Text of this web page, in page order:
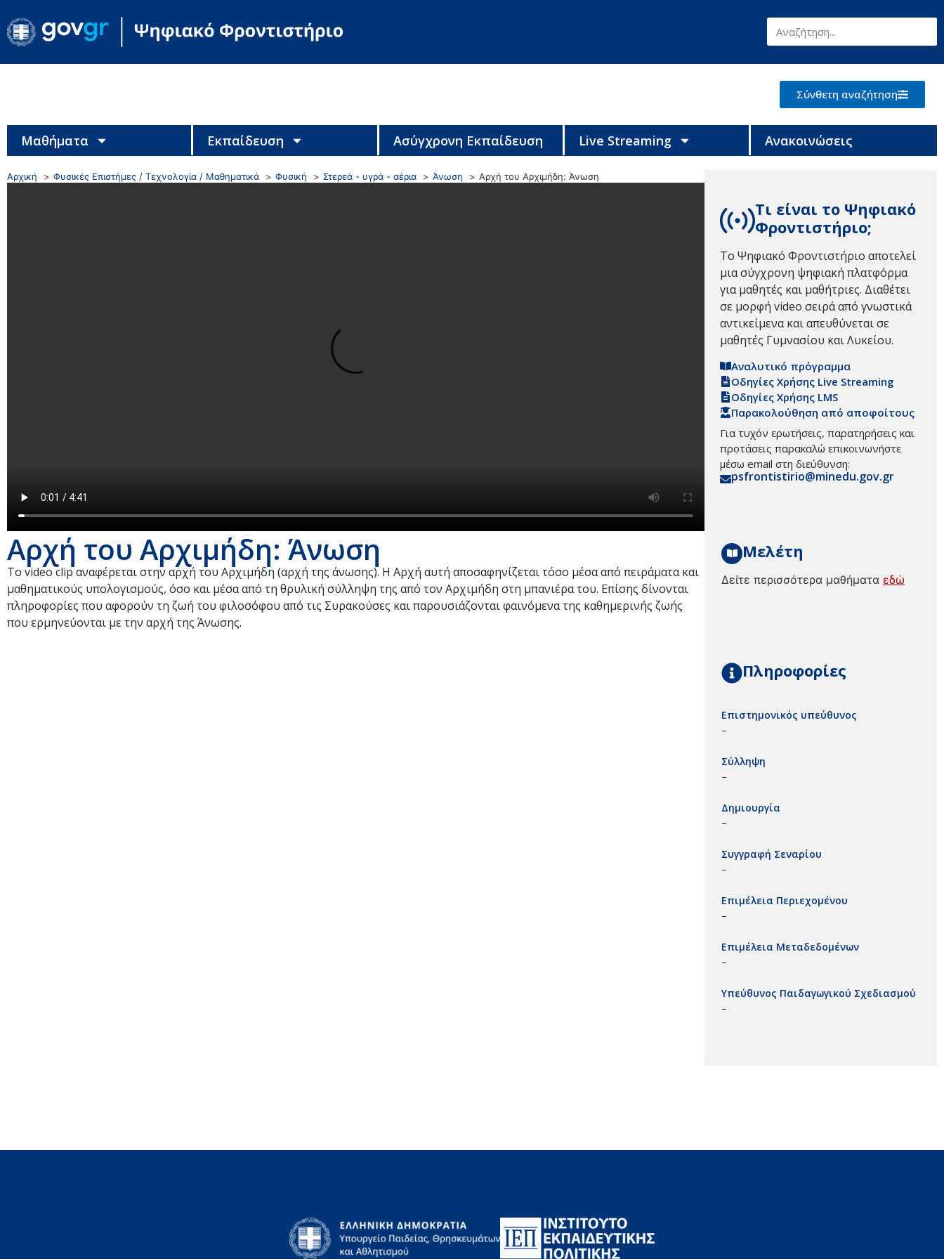
Σύνθετη αναζήτηση
Μαθήματα Εκπαίδευση Ασύγχρονη Εκπαίδευση Live Streaming Ανακοινώσεις
Αρχική Φυσικές Επιστήμες / Τεχνολογία / Μαθηματικά Φυσική Στερεά - υγρά - αέρια Άνωση Αρχή του Αρχιμήδη: Άνωση
Αρχή του Αρχιμήδη: Άνωση
Το video clip αναφέρεται στην αρχή του Αρχιμήδη (αρχή της άνωσης). Η Αρχή αυτή αποσαφηνίζεται τόσο μέσα από πειράματα και
μαθηματικούς υπολογισμούς, όσο και μέσα από τη θρυλική σύλληψη της από τον Αρχιμήδη στη μπανιέρα του. Επίσης δίνονται
πληροφορίες που αφορούν τη ζωή του φιλοσόφου από τις Συρακούσες και παρουσιάζονται φαινόμενα της καθημερινής ζωής
που ερμηνεύονται με την αρχή της Άνωσης.
Τι είναι το Ψηφιακό
Φροντιστήριο;
Το Ψηφιακό Φροντιστήριο αποτελεί
μια σύγχρονη ψηφιακή πλατφόρμα
για μαθητές και μαθήτριες. Διαθέτει
σε μορφή video σειρά από γνωστικά
αντικείμενα και απευθύνεται σε
μαθητές Γυμνασίου και Λυκείου.
Αναλυτικό πρόγραμμα
Οδηγίες Χρήσης Live Streaming
Οδηγίες Χρήσης LMS
Παρακολούθηση από αποφοίτους
Για τυχόν ερωτήσεις, παρατηρήσεις και
προτάσεις παρακαλώ επικοινωνήστε
μέσω email στη διεύθυνση:
psfrontistirio@minedu.gov.gr
Μελέτη
Δείτε περισσότερα μαθήματα εδώ
Πληροφορίες
Επιστημονικός υπεύθυνος
–
Σύλληψη
–
Δημιουργία
–
Συγγραφή Σεναρίου
–
Επιμέλεια Περιεχομένου
–
Επιμέλεια Μεταδεδομένων
–
Υπεύθυνος Παιδαγωγικού Σχεδιασμού
–